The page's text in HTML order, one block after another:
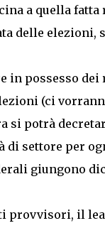
a quella fatta
delle elezioni,
in possesso
(ci
si potrà
di settore per
giungono
provvisori, il